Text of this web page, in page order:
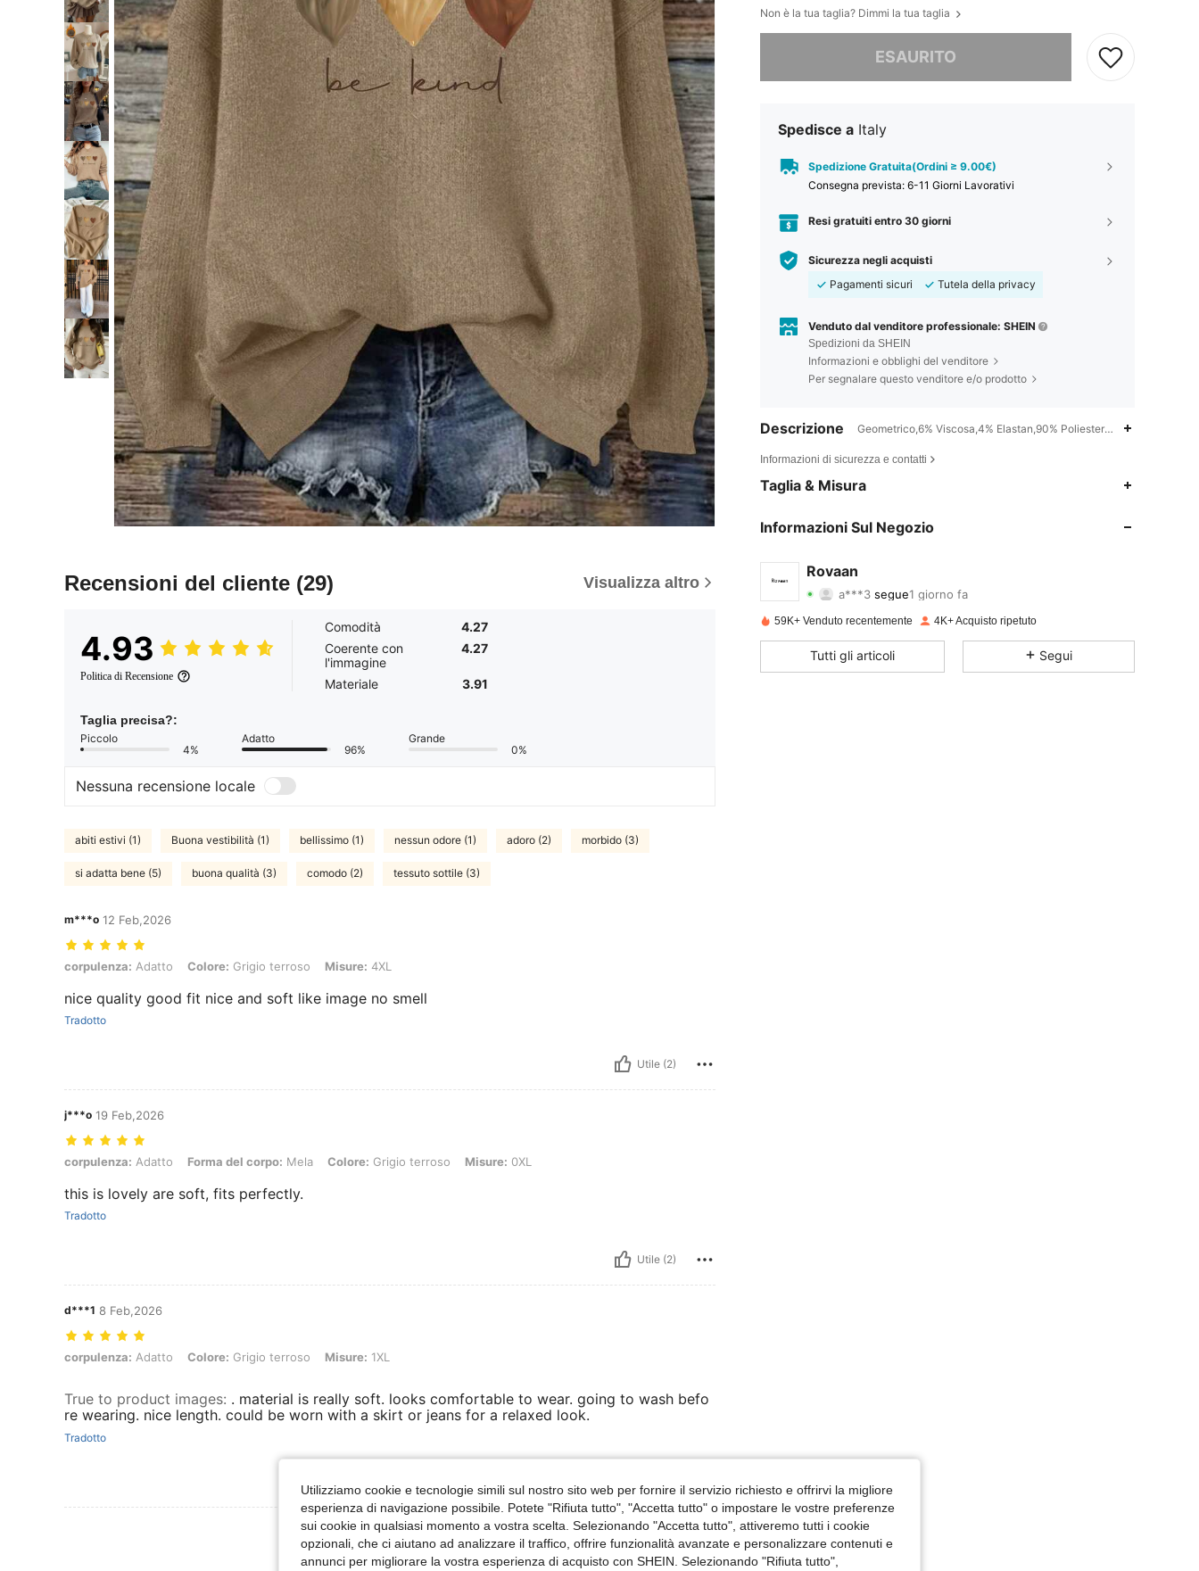
Recensioni del cliente (29) Visualizza altro
4.93
Politica di Recensione
Comodità
4.27
Coerente con
l'immagine
4.27
Materiale 3.91
Taglia precisa?:
Piccolo
4%
Adatto
96%
Grande
0%
Nessuna recensione locale
abiti estivi (1) Buona vestibilità (1) bellissimo (1) nessun odore (1) adoro (2) morbido (3)
si adatta bene (5) buona qualità (3) comodo (2) tessuto sottile (3)
m***o 12 Feb,2026
corpulenza: Adatto, Colore: Grigio terroso, Misure: 4XL
corpulenza: Adatto Colore: Grigio terroso Misure: 4XL
nice quality good fit nice and soft like image no smell
Tradotto
Utile (2)
j***o 19 Feb,2026
corpulenza: Adatto, Forma del corpo: Mela, Colore: Grigio terroso, Misure: 0XL
corpulenza: Adatto Forma del corpo: Mela Colore: Grigio terroso Misure: 0XL
this is lovely are soft, fits perfectly.
Tradotto
Utile (2)
d***1 8 Feb,2026
corpulenza: Adatto, Colore: Grigio terroso, Misure: 1XL
corpulenza: Adatto Colore: Grigio terroso Misure: 1XL
True to product images: . material is really soft. looks comfortable to wear. going to wash befo
re wearing. nice length. could be worn with a skirt or jeans for a relaxed look.
Tradotto
Visualizza Altre Recensioni
Non è la tua taglia? Dimmi la tua taglia
ESAURITO
Ci dispiace, questo prodotto è esaurito
Spedisce a Italy
Spedizione Gratuita(Ordini ≥ 9.00€)
Consegna prevista: 6-11 Giorni Lavorativi
Resi gratuiti entro 30 giorni
Sicurezza negli acquisti
Pagamenti sicuri
Tutela della privacy
Venduto dal venditore professionale: SHEIN
Spedizioni da SHEIN
Informazioni e obblighi del venditore
Per segnalare questo venditore e/o prodotto
Descrizione Geometrico,6% Viscosa,4% Elastan,90% Poliestere,San
Informazioni di sicurezza e contatti
Taglia & Misura
Informazioni Sul Negozio
Rovaan
a***3
4.77 Valutazione 83Articoli
4.77 83 1.6K
59K+ Venduto recentemente 4K+ Acquisto ripetuto
Tutti gli articoli Segui
Utilizziamo cookie e tecnologie simili sul nostro sito web per fornire il servizio richiesto e offrirvi la migliore
esperienza di navigazione possibile. Potete "Rifiuta tutto", "Accetta tutto" o impostare le vostre preferenze
sui cookie in qualsiasi momento a vostra scelta. Selezionando "Accetta tutto", attiveremo tutti i cookie
opzionali, che ci aiutano ad analizzare il traffico, offrire funzionalità avanzate e personalizzare contenuti e
annunci per migliorare la vostra esperienza di acquisto con SHEIN. Selezionando "Rifiuta tutto",